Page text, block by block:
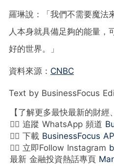
羅琳說：「我們不需要魔法
人本身就具備足夠的能量，
好的世界。」
資料來源： CNBC
Text by BusinessFocus
【了解更多最快最新的財經
👉🏻 追蹤 WhatsApp 頻道
👉🏻 下載 BusinessFocus
👉🏻 立即Follow Instagram
最新 金融投資熱話專頁